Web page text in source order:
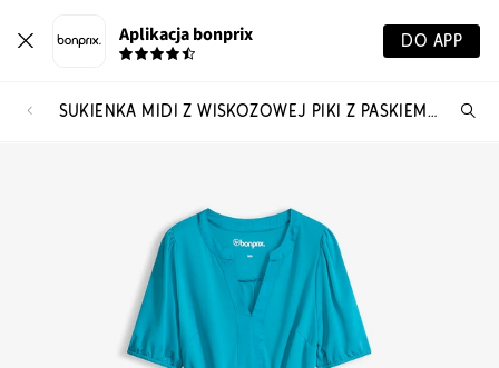
Aplikacja bonprix DO APP
SUKIENKA MIDI Z WISKOZOWEJ PIKI Z PASKIEM (2 CZĘŚCI)